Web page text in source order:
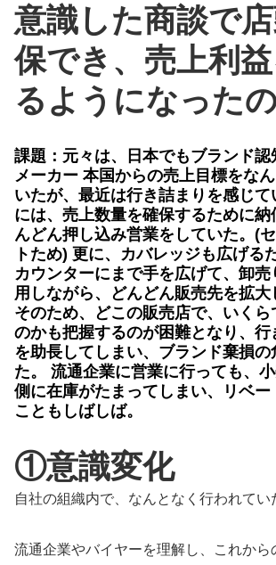
意識した商談で
保でき、売上利
るようになった
課題：元々は、日本でもブランド
メーカー 本国からの売上目標をな
いたが、最近は行き詰まりを感じ
には、売上数量を確保するために
んどん押し込み営業をしていた。(
トため) 更に、カバレッジも広げる
カウンターにまで手を広げて、卸
用しながら、どんどん販売先を拡大
そのため、どこの販売店で、いくら
のかも把握するのが困難となり、行
を助長してしまい、ブランド棄損
た。 流通企業に営業に行っても、
側に在庫がたまってしまい、リベー
こともしばしば。
①意識変化
自社の組織内で、なんとなく行われてい
流通企業やバイヤーを理解し、これから